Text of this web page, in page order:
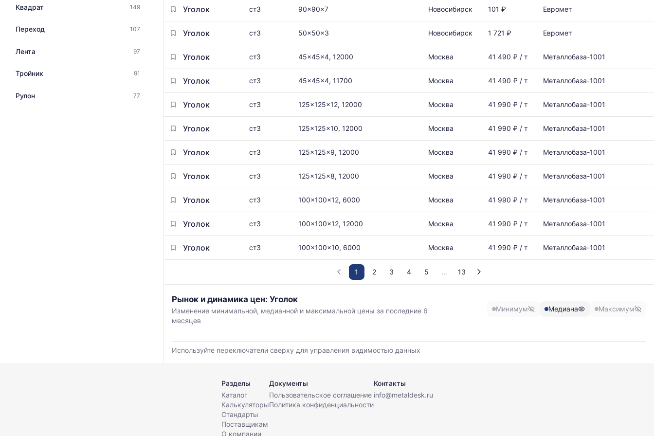
Квадрат 149
Переход 107
Лента 97
Тройник 91
Рулон 77
Уголок ст3 90x90x7 Новосибирск 101 ₽ Евромет
Уголок ст3 50x50x3 Новосибирск 1 721 ₽ Евромет
Уголок ст3 45x45x4, 12000 Москва 41 490 ₽ / т Металлобаза-1001
Уголок ст3 45x45x4, 11700 Москва 41 490 ₽ / т Металлобаза-1001
Уголок ст3 125x125x12, 12000 Москва 41 990 ₽ / т Металлобаза-1001
Уголок ст3 125x125x10, 12000 Москва 41 990 ₽ / т Металлобаза-1001
Уголок ст3 125x125x9, 12000 Москва 41 990 ₽ / т Металлобаза-1001
Уголок ст3 125x125x8, 12000 Москва 41 990 ₽ / т Металлобаза-1001
Уголок ст3 100x100x12, 6000 Москва 41 990 ₽ / т Металлобаза-1001
Уголок ст3 100x100x12, 12000 Москва 41 990 ₽ / т Металлобаза-1001
Уголок ст3 100x100x10, 6000 Москва 41 990 ₽ / т Металлобаза-1001
1 2 3 4 5 13
График
отражает
изменение
минимальной,
максимальной
Рынок и динамика цен: Уголок
Изменение минимальной, медианной и максимальной цены за последние 6
месяцев
Минимум Медиана Максимум
Используйте переключатели сверху для управления видимостью данных
Разделы
Каталог
Калькуляторы
Стандарты
Поставщикам
О компании
Документы
Пользовательское соглашение
Политика конфиденциальности
Контакты
info@metaldesk.ru